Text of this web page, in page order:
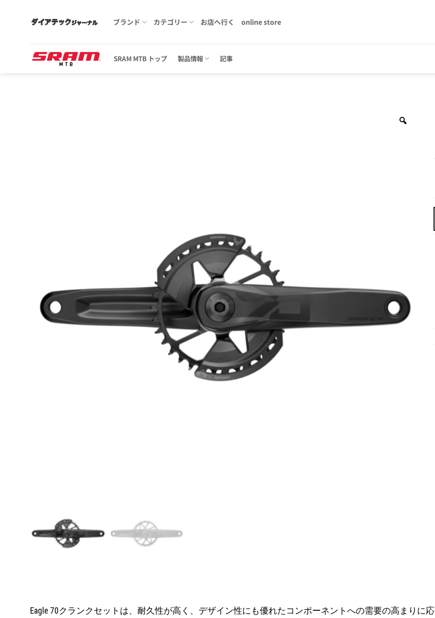
ブランド カテゴリー お店へ行く online store
SRAM MTB トップ 製品情報 記事
Eagle 70クランクセットは、耐久性が高く、デザイン性にも優れたコンポーネントへの需要の高まりに